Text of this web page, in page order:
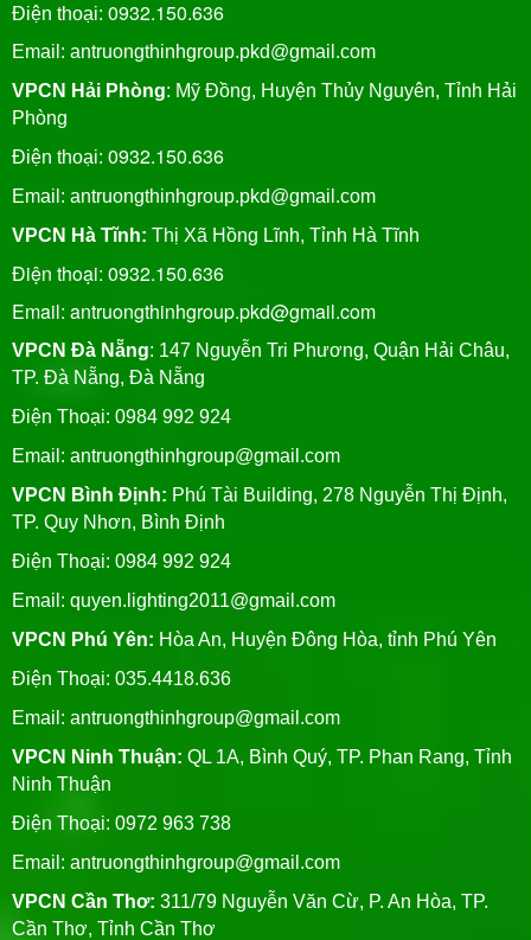
Điện thoại: 0932.150.636
Email: antruongthinhgroup.pkd@gmail.com
VPCN Hải Phòng: Mỹ Đồng, Huyện Thủy Nguyên, Tỉnh Hải
Phòng
Điện thoại: 0932.150.636
Email: antruongthinhgroup.pkd@gmail.com
VPCN Hà Tĩnh: Thị Xã Hồng Lĩnh, Tỉnh Hà Tĩnh
Điện thoại: 0932.150.636
Email: antruongthinhgroup.pkd@gmail.com
VPCN Đà Nẵng: 147 Nguyễn Tri Phương, Quận Hải Châu,
TP. Đà Nẵng, Đà Nẵng
Điện Thoại: 0984 992 924
Email: antruongthinhgroup@gmail.com
VPCN Bình Định: Phú Tài Building, 278 Nguyễn Thị Định,
TP. Quy Nhơn, Bình Định
Điện Thoại: 0984 992 924
Email: quyen.lighting2011@gmail.com
VPCN Phú Yên: Hòa An, Huyện Đông Hòa, tỉnh Phú Yên
Điện Thoại: 035.4418.636
Email: antruongthinhgroup@gmail.com
VPCN Ninh Thuận: QL 1A, Bình Quý, TP. Phan Rang, Tỉnh
Ninh Thuận
Điện Thoại: 0972 963 738
Email: antruongthinhgroup@gmail.com
VPCN Cần Thơ: 311/79 Nguyễn Văn Cừ, P. An Hòa, TP.
Cần Thơ, Tỉnh Cần Thơ